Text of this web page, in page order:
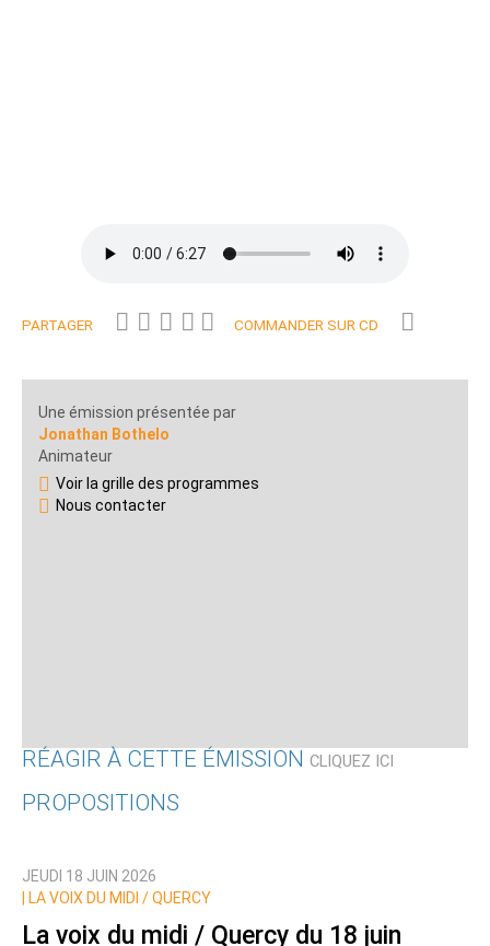
PARTAGER COMMANDER SUR CD
Une émission présentée par
Jonathan Bothelo
Animateur
Voir la grille des programmes
Nous contacter
RÉAGIR À CETTE ÉMISSION CLIQUEZ ICI
Nom
PROPOSITIONS
JEUDI 18 JUIN 2026
LA VOIX DU MIDI / QUERCY
La voix du midi / Quercy du 18 juin